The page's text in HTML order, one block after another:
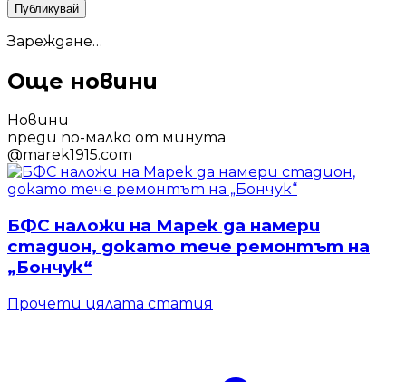
Публикувай
Зареждане…
Още новини
Новини
преди по-малко от минута
@marek1915.com
БФС наложи на Марек да намери
стадион, докато тече ремонтът на
„Бончук“
Прочети цялата статия